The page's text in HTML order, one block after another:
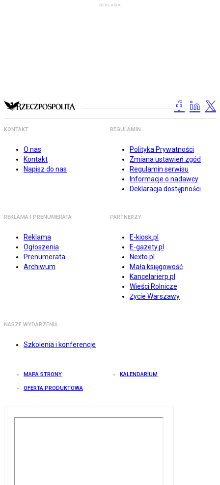
KONTAKT
O nas
Kontakt
Napisz do nas
REGULAMIN
Polityka Prywatności
Zmiana ustawień zgód
Regulamin serwisu
Informacje o nadawcy
Deklaracja dostępności
REKLAMA I PRENUMERATA
Reklama
Ogłoszenia
Prenumerata
Archiwum
PARTNERZY
E-kiosk.pl
E-gazety.pl
Nexto.pl
Mała księgowość
Kancelarierp.pl
Wieści Rolnicze
Życie Warszawy
NASZE WYDARZENIA
Szkolenia i konferencje
MAPA STRONY KALENDARIUM
OFERTA PRODUKTOWA